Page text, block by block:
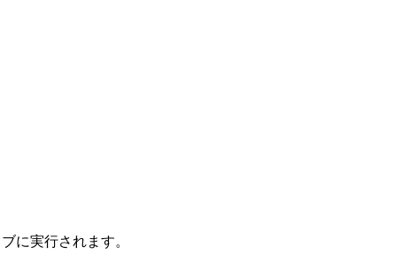
ブに実行されま す。